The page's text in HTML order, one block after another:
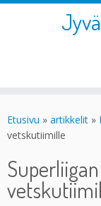
to
content
Etusivu » artikkelit »
vetskutiimille